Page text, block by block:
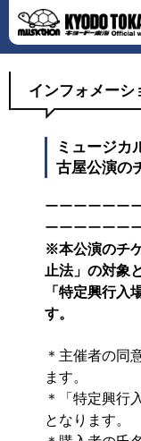
インフォメーシ
ミュージカ
古屋公演の
ーーーーーー
ーーーーーー
※本公演のチ
止法」の対象
「特定興行入
す。
＊主催者の同
ます。
＊「特定興行
となります。